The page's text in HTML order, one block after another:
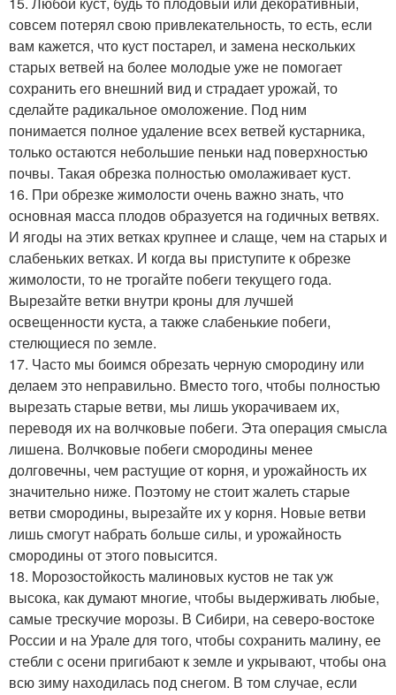
совсем потерял свою привлекательность, то есть, если
вам кажется, что куст постарел, и замена нескольких
старых ветвей на более молодые уже не помогает
сохранить его внешний вид и страдает урожай, то
сделайте радикальное омоложение. Под ним
понимается полное удаление всех ветвей кустарника,
только остаются небольшие пеньки над поверхностью
почвы. Такая обрезка полностью омолаживает куст.
16. При обрезке жимолости очень важно знать, что
основная масса плодов образуется на годичных ветвях.
И ягоды на этих ветках крупнее и слаще, чем на старых и
слабеньких ветках. И когда вы приступите к обрезке
жимолости, то не трогайте побеги текущего года.
Вырезайте ветки внутри кроны для лучшей
освещенности куста, а также слабенькие побеги,
стелющиеся по земле.
17. Часто мы боимся обрезать черную смородину или
делаем это неправильно. Вместо того, чтобы полностью
вырезать старые ветви, мы лишь укорачиваем их,
переводя их на волчковые побеги. Эта операция смысла
лишена. Волчковые побеги смородины менее
долговечны, чем растущие от корня, и урожайность их
значительно ниже. Поэтому не стоит жалеть старые
ветви смородины, вырезайте их у корня. Новые ветви
лишь смогут набрать больше силы, и урожайность
смородины от этого повысится.
18. Морозостойкость малиновых кустов не так уж
высока, как думают многие, чтобы выдерживать любые,
самые трескучие морозы. В Сибири, на северо-востоке
России и на Урале для того, чтобы сохранить малину, ее
стебли с осени пригибают к земле и укрывают, чтобы она
всю зиму находилась под снегом. В том случае, если